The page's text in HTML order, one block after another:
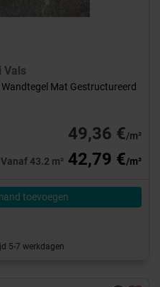
Vals
Mat Gestructureerd
49,36 €/m²
Vanaf 43.2 m² 42,79 €/m²
toevoegen
5-7 werkdagen